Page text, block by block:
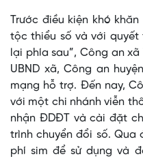
Trước điều kiện khó
tộc thiểu số và với quyết
lại phía sau”, Công an
UBND xã, Công an
mạng hỗ trợ. Đến nay,
với một chi nhánh viễn
nhận ĐDĐT và cài đặt
trình chuyển đổi số. Qua
phí sim để sử dụng và